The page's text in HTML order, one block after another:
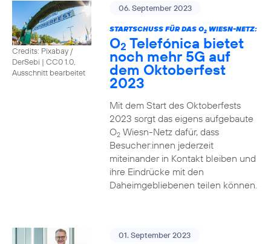
Credits: Pixabay /
DerSebi | CC0 1.0,
Ausschnitt bearbeitet
06. September 2023
STARTSCHUSS FÜR DAS O2WIESN-NETZ:
O2 Telefónica bietet
noch mehr 5G auf
dem Oktoberfest
2023
Mit dem Start des Oktoberfests
2023 sorgt das eigens aufgebaute
O2Wiesn-Netz dafür, dass
Besucher:innen jederzeit
miteinander in Kontakt bleiben und
ihre Eindrücke mit den
Daheimgebliebenen teilen können.
01. September 2023